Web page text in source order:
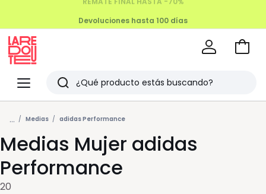
Menu
Redoute
Buscar
Últimos
artículos
vistos
Ir
... Medias adidas Performance
Medias Mujer adidas
Performance
20